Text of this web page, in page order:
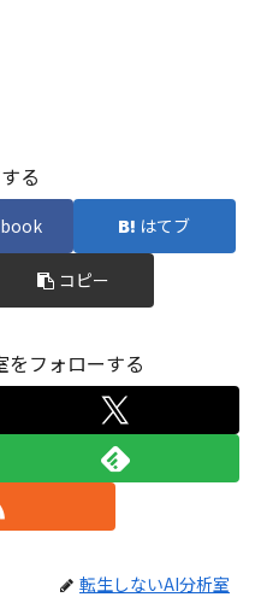
る
はてブ
コピー
をフォローする
転生しないAI分析室